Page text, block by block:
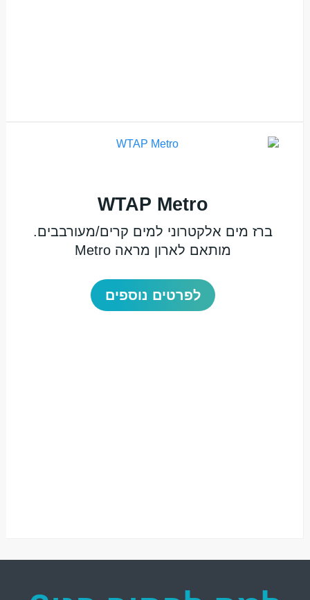
WTAP Metro
ברז מים אלקטרוני למים קרים/מעורבבים.
מותאם לארון מראה Metro
לפרטים נוספים